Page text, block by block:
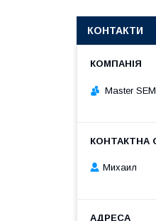
КОНТАКТИ
Master SEM
Михаил